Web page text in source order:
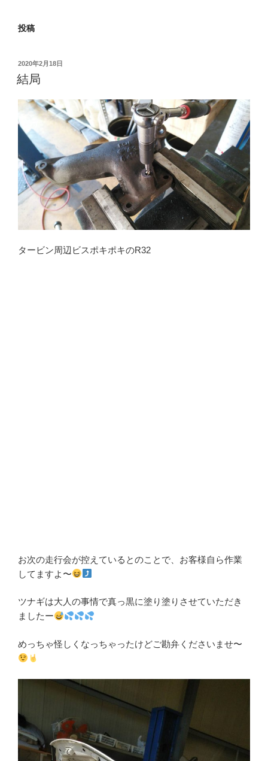
投稿
投
稿
日:
2020年2月18日
結局
タービン周辺ビスポキポキのR32
お次の走行会が控えているとのことで、お客様自ら作業
してますよ〜
ツナギは大人の事情で真っ黒に塗り塗りさせていただき
ましたー
めっちゃ怪しくなっちゃったけどご勘弁くださいませ〜